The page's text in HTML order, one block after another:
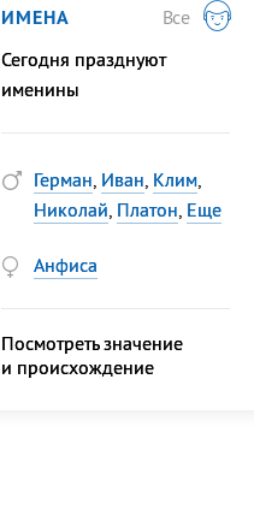
ИМЕНА
Все
Сегодня празднуют
именины
Герман, Иван, Клим,
Николай, Платон, Еще
Анфиса
Посмотреть значение
и происхождение